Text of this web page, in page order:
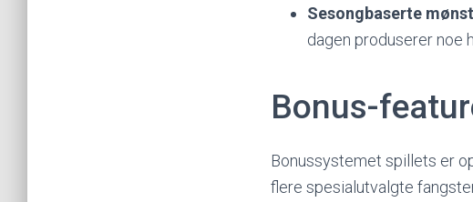
Sesongbaserte
dagen produserer noe
Bonus-
Bonussystemet spillets er
flere spesialutvalgte